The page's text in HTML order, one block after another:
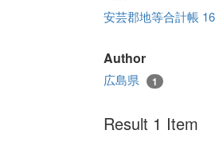
安芸郡地等合計帳
Author
広島県 1
Result 1 Item